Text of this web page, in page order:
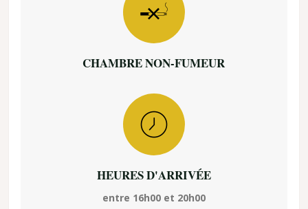
CHAMBRE NON-FUMEUR
HEURES D'ARRIVÉE
entre 16h00 et 20h00